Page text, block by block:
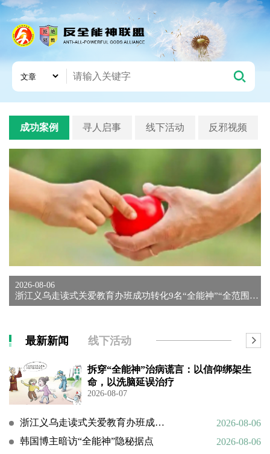
成功案例 寻人启事 线下活动 反邪视频
2026-08-06
浙江义乌走读式关爱教育办班成功转化9名“全能神”“全范围教会...
最新新闻 线下活动
拆穿“全能神”治病谎言：以信仰绑架生
命，以洗脑延误治疗
2026-08-07
浙江义乌走读式关爱教育办班成功转化9名“全能神”“全范围教会”等邪教人员
2026-08-06
韩国博主暗访“全能神”隐秘据点
2026-08-06